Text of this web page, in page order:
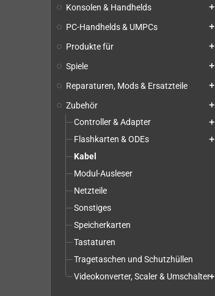
Konsolen & Handhelds add
PC-Handhelds & UMPCs add
Produkte für add
Spiele add
Reparaturen, Mods & Ersatzteile add
Zubehör add
Controller & Adapter add
Flashkarten & ODEs add
Kabel
Modul-Ausleser
Netzteile
Sonstiges
Speicherkarten
Tastaturen
Tragetaschen und Schutzhüllen
Videokonverter, Scaler & Umschalteradd